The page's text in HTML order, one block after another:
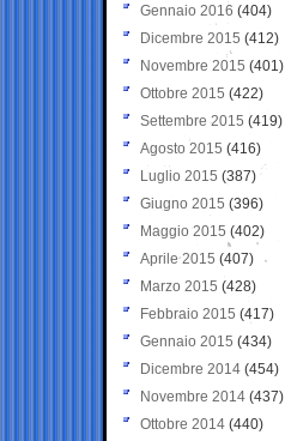
Gennaio 2016 (404)
Dicembre 2015 (412)
Novembre 2015 (401)
Ottobre 2015 (422)
Settembre 2015 (419)
Agosto 2015 (416)
Luglio 2015 (387)
Giugno 2015 (396)
Maggio 2015 (402)
Aprile 2015 (407)
Marzo 2015 (428)
Febbraio 2015 (417)
Gennaio 2015 (434)
Dicembre 2014 (454)
Novembre 2014 (437)
Ottobre 2014 (440)